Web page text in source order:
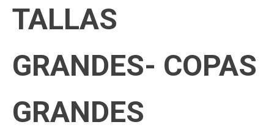
TALLAS
GRANDES- COPAS
GRANDES